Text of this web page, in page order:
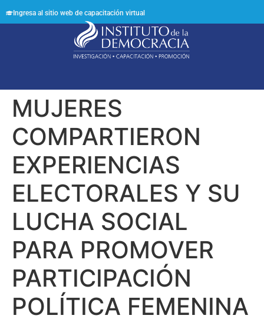
Ingresa al sitio web de capacitación virtual
MUJERES
COMPARTIERON
EXPERIENCIAS
ELECTORALES Y SU
LUCHA SOCIAL
PARA PROMOVER
PARTICIPACIÓN
POLÍTICA FEMENINA